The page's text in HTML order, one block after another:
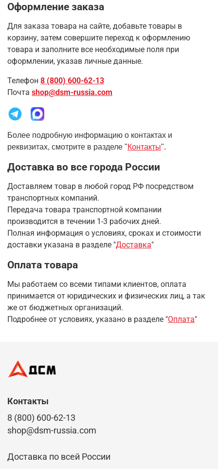
Оформление заказа
Для заказа товара на сайте, добавьте товары в
корзину, затем совершите переход к оформлению
товара и заполните все необходимые поля при
оформлении, указав личные данные.
Телефон 8 (800) 600-62-13
Почта shop@dsm-russia.com
Более подробную информацию о контактах и
реквизитах, смотрите в разделе "Контакты".
Доставка во все города России
Доставляем товар в любой город РФ посредством
транспортных компаний.
Передача товара транспортной компании
производится в течении 1-3 рабочих дней.
Полная информация о условиях, сроках и стоимости
доставки указана в разделе "Доставка"
Оплата товара
Мы работаем со всеми типами клиентов, оплата
принимается от юридических и физических лиц, а так
же от бюджетных организаций.
Подробнее от условиях, указано в разделе "Оплата"
Контакты
8 (800) 600-62-13
shop@dsm-russia.com
Доставка по всей России